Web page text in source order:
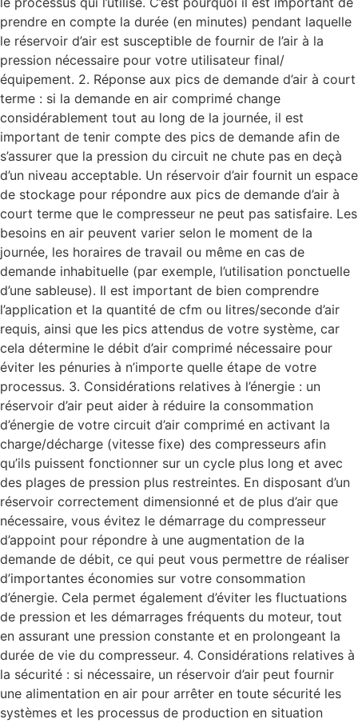
prendre en compte la durée (en minutes) pendant laquelle
le réservoir d’air est susceptible de fournir de l’air à la
pression nécessaire pour votre utilisateur final/
équipement. 2. Réponse aux pics de demande d’air à court
terme : si la demande en air comprimé change
considérablement tout au long de la journée, il est
important de tenir compte des pics de demande afin de
s’assurer que la pression du circuit ne chute pas en deçà
d’un niveau acceptable. Un réservoir d’air fournit un espace
de stockage pour répondre aux pics de demande d’air à
court terme que le compresseur ne peut pas satisfaire. Les
besoins en air peuvent varier selon le moment de la
journée, les horaires de travail ou même en cas de
demande inhabituelle (par exemple, l’utilisation ponctuelle
d’une sableuse). Il est important de bien comprendre
l’application et la quantité de cfm ou litres/seconde d’air
requis, ainsi que les pics attendus de votre système, car
cela détermine le débit d’air comprimé nécessaire pour
éviter les pénuries à n’importe quelle étape de votre
processus. 3. Considérations relatives à l’énergie : un
réservoir d’air peut aider à réduire la consommation
d’énergie de votre circuit d’air comprimé en activant la
charge/décharge (vitesse fixe) des compresseurs afin
qu’ils puissent fonctionner sur un cycle plus long et avec
des plages de pression plus restreintes. En disposant d’un
réservoir correctement dimensionné et de plus d’air que
nécessaire, vous évitez le démarrage du compresseur
d’appoint pour répondre à une augmentation de la
demande de débit, ce qui peut vous permettre de réaliser
d’importantes économies sur votre consommation
d’énergie. Cela permet également d’éviter les fluctuations
de pression et les démarrages fréquents du moteur, tout
en assurant une pression constante et en prolongeant la
durée de vie du compresseur. 4. Considérations relatives à
la sécurité : si nécessaire, un réservoir d’air peut fournir
une alimentation en air pour arrêter en toute sécurité les
systèmes et les processus de production en situation